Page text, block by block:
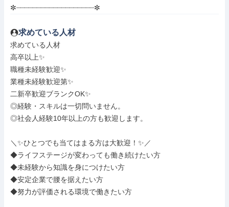
✼┈┈┈┈┈┈┈┈┈┈┈┈┈┈┈┈┈┈┈✼
求めている人材
求めている人材
高卒以上✨
職種未経験歓迎✨
業種未経験歓迎第✨
二新卒歓迎ブランクOK✨
◎経験・スキルは一切問いません。
◎社会人経験10年以上の方も歓迎します。
＼✨ひとつでも当てはまる方は大歓迎！✨／
◆ライフステージが変わっても働き続けたい方
◆未経験から知識を身につけたい方
◆安定企業で腰を据えたい方
◆努力が評価される環境で働きたい方